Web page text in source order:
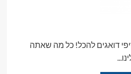
דואגים להכל! כל מה שאתה